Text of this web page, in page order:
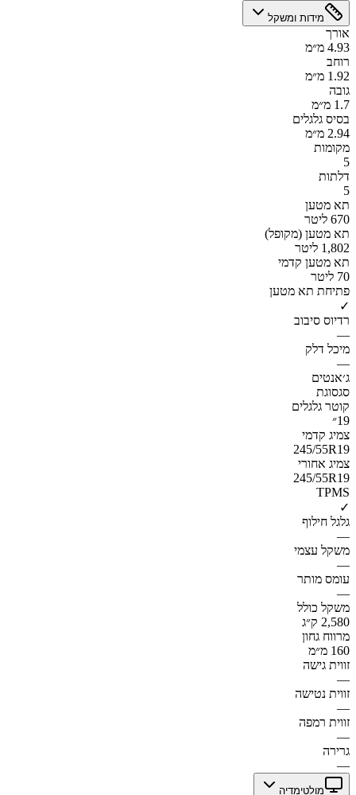
מידות ומשקל
אורך
4.93 מ״מ
רוחב
1.92 מ״מ
גובה
1.7 מ״מ
בסיס גלגלים
2.94 מ״מ
מקומות
5
דלתות
5
תא מטען
670 ליטר
תא מטען (מקופל)
1,802 ליטר
תא מטען קדמי
70 ליטר
פתיחת תא מטען
✓
רדיוס סיבוב
—
מיכל דלק
—
ג׳אנטים
סגסוגת
קוטר גלגלים
19״
צמיג קדמי
245/55R19
צמיג אחורי
245/55R19
TPMS
✓
גלגל חילוף
—
משקל עצמי
—
עומס מותר
—
משקל כולל
2,580 ק״ג
מרווח גחון
160 מ״מ
זווית גישה
—
זווית נטישה
—
זווית רמפה
—
גרירה
—
מולטימדיה